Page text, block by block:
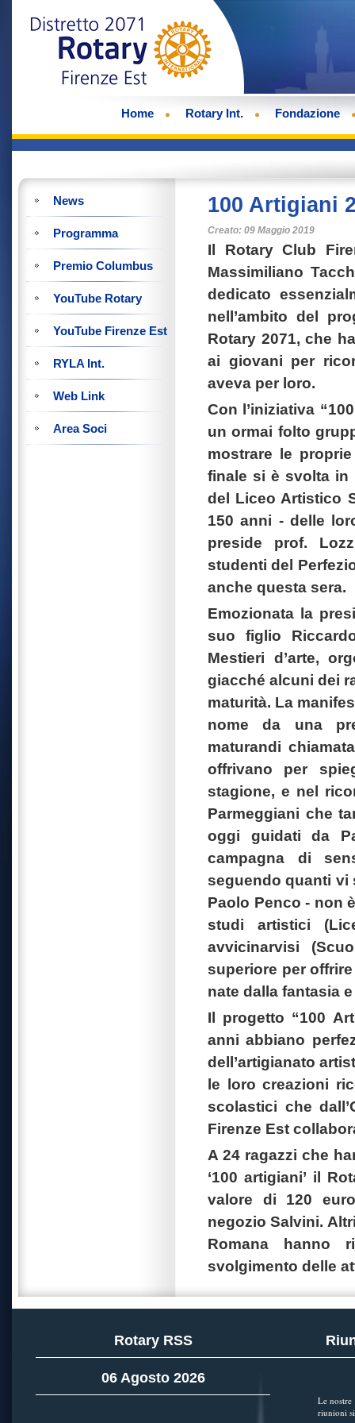
Home Rotary Int. Fondazione
News
Programma
Premio Columbus
YouTube Rotary
YouTube Firenze Est
RYLA Int.
Web Link
Area Soci
100 Artigiani
Creato: 09 Maggio 2019
Il Rotary Club
Massimiliano
dedicato
nell’ambito del
Rotary 2071, che
ai giovani per
aveva per loro.
Con l’iniziativa
un ormai folto
mostrare le
finale si è svolta in
del Liceo Artistico
150 anni - delle
preside prof.
studenti del
anche questa sera.
Emozionata la
suo figlio
Mestieri d’arte,
giacché alcuni dei
maturità. La
nome da una
maturandi
offrivano per
stagione, e nel
Parmeggiani che
oggi guidati da
campagna di
seguendo quanti vi
Paolo Penco - non
studi artistici
avvicinarvisi
superiore per
nate dalla fantasia
Il progetto “100
anni abbiano
dell’artigianato
le loro creazioni
scolastici che
Firenze Est
A 24 ragazzi che
‘100 artigiani’ il
valore di 120
negozio Salvini.
Romana hanno
svolgimento delle
Rotary RSS
06 Agosto 2026
Le nostre
riunioni si